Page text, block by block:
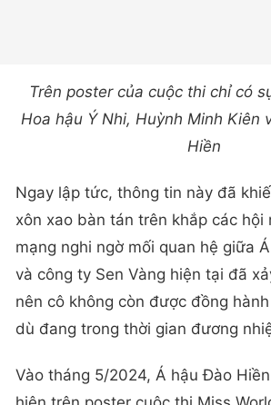
Trên poster của cuộc thi chỉ có
Hoa hậu Ý Nhi, Huỳnh Minh Kiên
Hiền
Ngay lập tức, thông tin này đã
xôn xao bàn tán trên khắp các hội
mạng nghi ngờ mối quan hệ giữa
và công ty Sen Vàng hiện tại đã
nên cô không còn được đồng
dù đang trong thời gian đương
Vào tháng 5/2024, Á hậu Đào